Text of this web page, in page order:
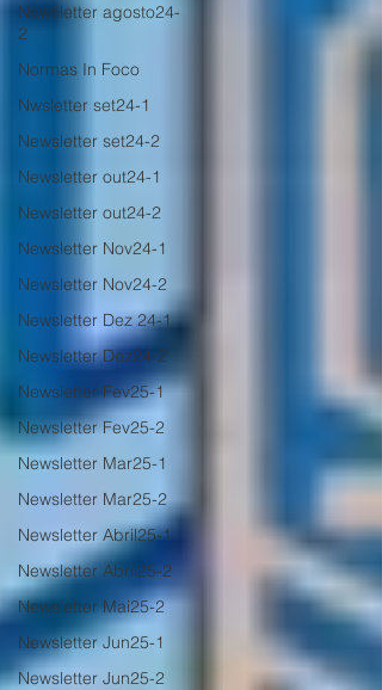
Newsletter agosto24-
2
Normas In Foco
Nwsletter set24-1
Newsletter set24-2
Newsletter out24-1
Newsletter out24-2
Newsletter Nov24-1
Newsletter Nov24-2
Newsletter Dez 24-1
Newsletter Dez24-2
Newsletter Fev25-1
Newsletter Fev25-2
Newsletter Mar25-1
Newsletter Mar25-2
Newsletter Abril25-1
Newsletter Abril25-2
Newsletter Mai25-2
Newsletter Jun25-1
Newsletter Jun25-2